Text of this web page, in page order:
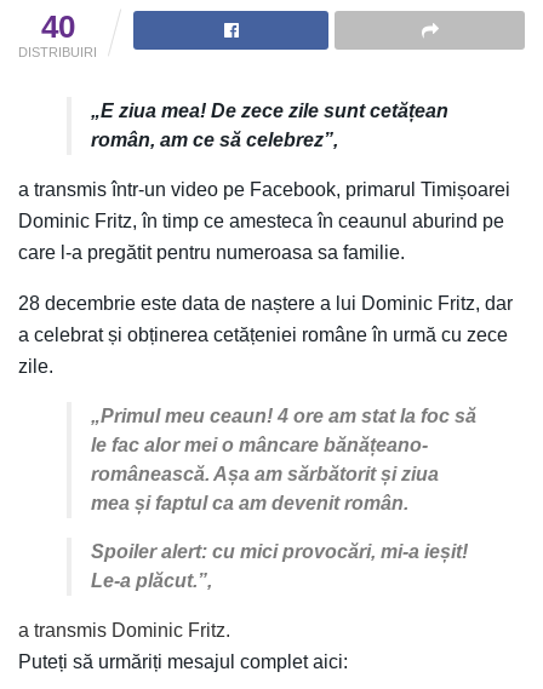
40
DISTRIBUIRI
„E ziua mea! De zece zile sunt cetățean
român, am ce să celebrez”,
a transmis într-un video pe Facebook, primarul Timișoarei
Dominic Fritz, în timp ce amesteca în ceaunul aburind pe
care l-a pregătit pentru numeroasa sa familie.
28 decembrie este data de naștere a lui Dominic Fritz, dar
a celebrat și obținerea cetățeniei române în urmă cu zece
zile.
„Primul meu ceaun! 4 ore am stat la foc să
le fac alor mei o mâncare bănățeano-
românească. Așa am sărbătorit și ziua
mea și faptul ca am devenit român.
Spoiler alert: cu mici provocări, mi-a ieșit!
Le-a plăcut.”,
a transmis Dominic Fritz.
Puteți să urmăriți mesajul complet aici: